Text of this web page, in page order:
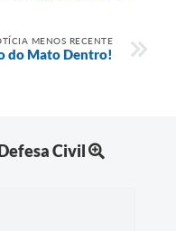
MENOS RECENTE
do Mato Dentro!
Civil